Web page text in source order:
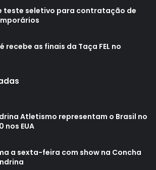
teste seletivo para contratação de
recebe as finais da Taça FEL no
Atletismo representam o Brasil no
nos EUA
a sexta-feira com show na Concha